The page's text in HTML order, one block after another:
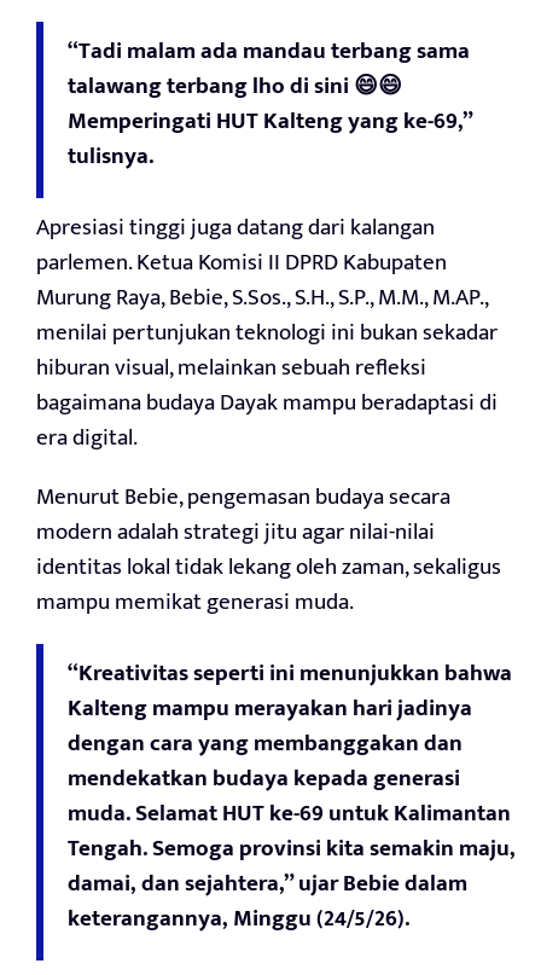
“Tadi malam ada mandau terbang sama
talawang terbang lho di sini 😄😄
Memperingati HUT Kalteng yang ke-69,”
tulisnya.
Apresiasi tinggi juga datang dari kalangan
parlemen. Ketua Komisi II DPRD Kabupaten
Murung Raya, Bebie, S.Sos., S.H., S.P., M.M., M.AP.,
menilai pertunjukan teknologi ini bukan sekadar
hiburan visual, melainkan sebuah refleksi
bagaimana budaya Dayak mampu beradaptasi di
era digital.
Menurut Bebie, pengemasan budaya secara
modern adalah strategi jitu agar nilai-nilai
identitas lokal tidak lekang oleh zaman, sekaligus
mampu memikat generasi muda.
“Kreativitas seperti ini menunjukkan bahwa
Kalteng mampu merayakan hari jadinya
dengan cara yang membanggakan dan
mendekatkan budaya kepada generasi
muda. Selamat HUT ke-69 untuk Kalimantan
Tengah. Semoga provinsi kita semakin maju,
damai, dan sejahtera,” ujar Bebie dalam
keterangannya, Minggu (24/5/26).